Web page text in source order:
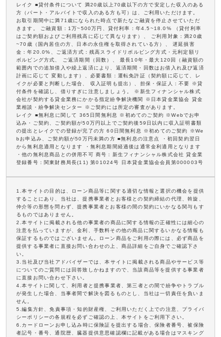
レイク ■貸付条件について 満20歳以上70歳以下の方で安定した収入のある
方（パート・アルバイトで収入のある方も可）は、ご利用いただけます。
お取引期間中に満71歳になられた時点で新たなご融資を停止させていただ
きます。 ご融資額：1万~500万円、貸付利率：年4.5~18.0% （貸付利率
はご契約額およびご利用残高に応じて異なります）、 ご利用対象：満20歳
~70歳（国内居住の方、日本の永住権を取得されている方）、 遅延損害
金：年20.0%、ご返済方式：残高スライドリボルビング方式・元利定額リ
ボルビング方式、 ご返済期間（回数）、 最長10年・最大120回（融資額の
範囲内での追加借入や繰上返済により、返済期間・回数はお借入れ及び返済
計画に応じて 変動します）、必要書類：運転免許証（契約額に応じて、レ
イクが必要と判断した場合、 収入証明も提出）、担保・保証人：不要 ※貸
付条件を確認し、借りすぎに注意しましょう。 ※新生フィナンシャル株式
会社が契約する貸金業務にかかる指定紛争解決機関 ※日本貸金業協会 貸金
業相談・紛争解決センター ※ご契約には所定の審査があります。
レイク ■無利息に関して 365日間無利息 ※初めてのご契約 ※Webでお申
込み・ご契約、ご契約額が50万円以上でご契約後59日以内に収入証明書類
の提出とレイクでの登録が完了の方 60日間無利息 ※初めてのご契約 ※We
bお申込み、ご契約額が50万円未満の方 ■無利息の注意点 ・初回契約翌日
から無利息適用となります ・無利息期間経過後は通常金利適用となります
・他の無利息商品との併用不可 商号：新生フィナンシャル株式会社 貸金業
登録番号：関東財務局長(11) 第01024号 日本貸金業協会会員第000003号
1.本サイトの目的は、ローン商品等に関する適切な情報と選択の機会を提供
することにあり、当社は、提携事業者とお客様との契約締結の代理、斡旋、
仲介等の形態を問わず、提携事業者とお客様の間の契約にいかなる関与もす
るものではありません。
2.本サイトに掲載される他の事業者の商品に関する情報の正確性には細心の
注意を払っていますが、金利、手数料その他の商品に関するいかなる情報も
保証するものではございません。ローン商品をご利用の際には、必ず商品を
提供する事業者に直接お問い合わせの上、商品詳細をご自身でご確認下さ
い。
3.当社及び当社アドバイザーでは、本サイトに掲載される商品やサービス等
についてのご質問には回答致しかねますので、当該商品等を提供する事業者
に直接お問い合わせ下さい。
4.本サイトに関して、利用者と提携事業者、第三者との間で紛争やトラブル
が発生した場合、当事者間で解決を図るものとし、当社は一切責任を負いま
せん。
5.編集方針、免責事項・知的財産権、ご利用いただく上での注意、プライバ
シーポリシーの各規程を必ずご確認の上、本サイトをご利用下さい。
6.カードローンお申し込み時に保険証を提出する場合、保険者番号、被保険
者記号・番号、通院歴、臓器提供意思確認欄に記載がある場合はマスキング